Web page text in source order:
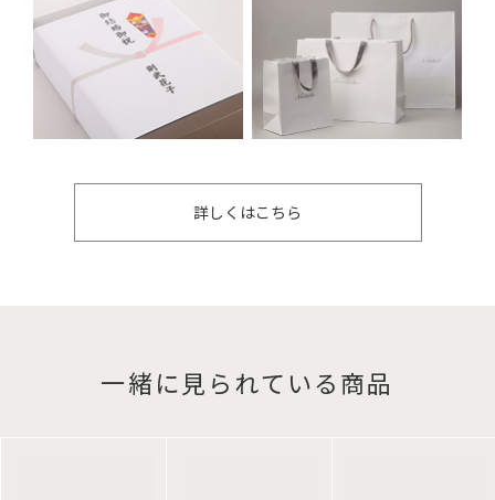
詳しくはこちら
一緒に見られている商品